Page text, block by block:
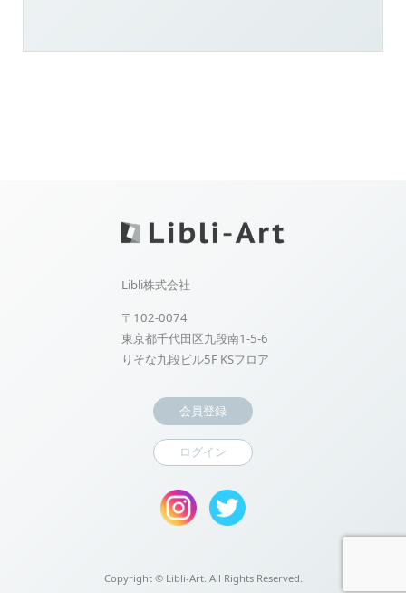
Libli株式会社
〒102-0074
東京都千代田区九段南1-5-6
りそな九段ビル5F KSフロア
会員登録
ログイン
Copyright ©Libli-Art. All Rights Reserved.